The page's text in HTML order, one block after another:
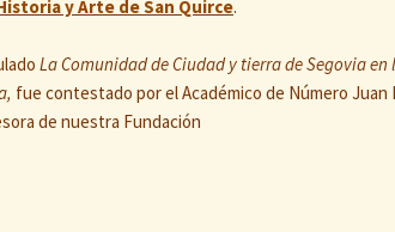
y Arte de San Quirce.
La Comunidad de Ciudad y tierra de Segovia en
fue contestado por el Académico de Número Juan
de nuestra Fundación